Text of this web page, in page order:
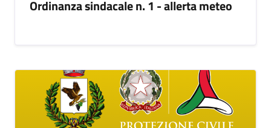
Ordinanza sindacale n. 1 - allerta meteo